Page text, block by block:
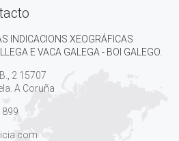
INDICACIONS XEOGRÁFICAS
E VACA GALEGA - BOI GALEGO.
2 15707
A Coruña
899